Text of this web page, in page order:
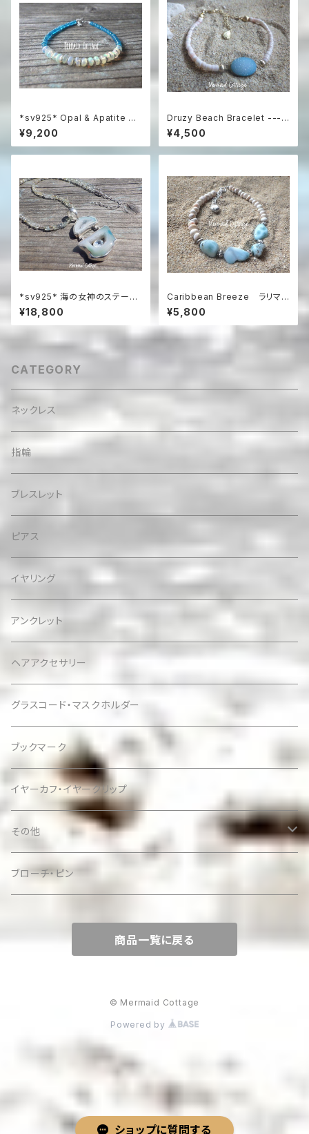
ショップに質問する
*sv925* Opal & Apatite Oc
ean プレシャスオパールとアパ
タイトの総天然石ブレスレット
¥9,200
Druzy Beach Bracelet ---b
lue druzy & shell
¥4,500
*sv925* 海の女神のステート
メントネックレス Lagoon Dr
uzy with Blue Topaz アクア
マリンネックレス☆
¥18,800
Caribbean Breeze ラリマ
ーとコンクシェルのビーチブレ
スレット
¥5,800
CATEGORY
ネックレス
指輪
ブレスレット
ピアス
イヤリング
アンクレット
ヘアアクセサリー
グラスコード・マスクホルダー
ブックマーク
イヤーカフ・イヤークリップ
その他
ケース
ブローチ・ピン
商品一覧に戻る
© Mermaid Cottage
Powered by